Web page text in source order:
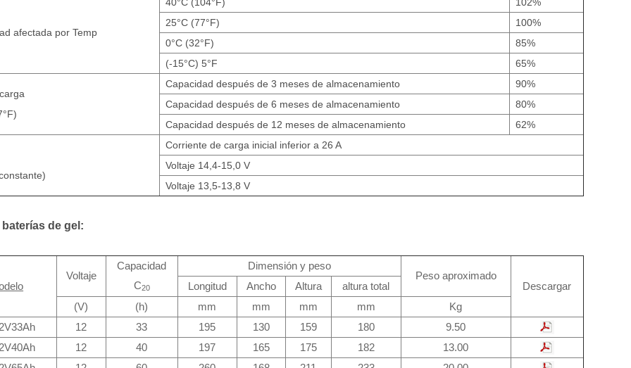
afectada por Temp
25°C (77°F)
100%
0°C (32°F)
85%
(-15°C) 5°F
65%
Capacidad después de 3 meses de almacenamiento
90%
Capacidad después de 6 meses de almacenamiento
80%
Capacidad después de 12 meses de almacenamiento
62%
Corriente de carga inicial inferior a 26 A
Voltaje 14,4-15,0 V
Voltaje 13,5-13,8 V
baterías de gel:
Voltaje
Capacidad
C20
Dimensión y peso
Peso aproximado
Descargar
Longitud Ancho Altura
altura total
(V)
(h) mm mm mm mm
Kg
12 33 195 130 159 180
9.50
12 40 197 165 175 182
13.00